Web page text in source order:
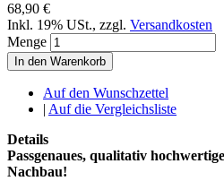
68,90 €
Inkl. 19% USt., zzgl. Versandkosten
Menge
In den Warenkorb
Auf den Wunschzettel
| Auf die Vergleichsliste
Details
Passgenaues, qualitativ
Nachbau!